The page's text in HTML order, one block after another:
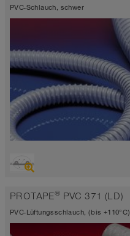
PVC-Schlauch, schwer
Saugschlauch + Druckschlauch
-20°C bis 70°C (80°C)
PROTAPE® PVC 371 (LD)
PVC-Lüftungsschlauch, (bis +110°C)